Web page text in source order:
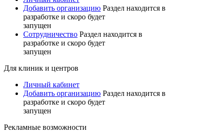
Добавить организацию Раздел находится в
разработке и скоро будет
запущен
Сотрудничество Раздел находится в
разработке и скоро будет
запущен
Для клиник и центров
Личный кабинет
Добавить организацию Раздел находится в
разработке и скоро будет
запущен
Рекламные возможности